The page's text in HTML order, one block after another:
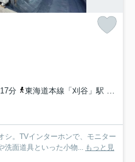
分
東海道本線「刈谷」駅 徒歩31分
シ。TVインターホンで、モニター
洗面道具といった小物... もっと見